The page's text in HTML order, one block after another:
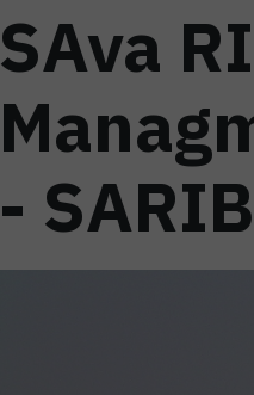
SAva
- SARIB